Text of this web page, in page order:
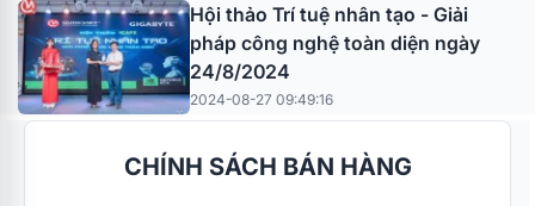
Hội thảo Trí tuệ nhân tạo - Giải
pháp công nghệ toàn diện ngày
24/8/2024
2024-08-27 09:49:16
CHÍNH SÁCH BÁN HÀNG